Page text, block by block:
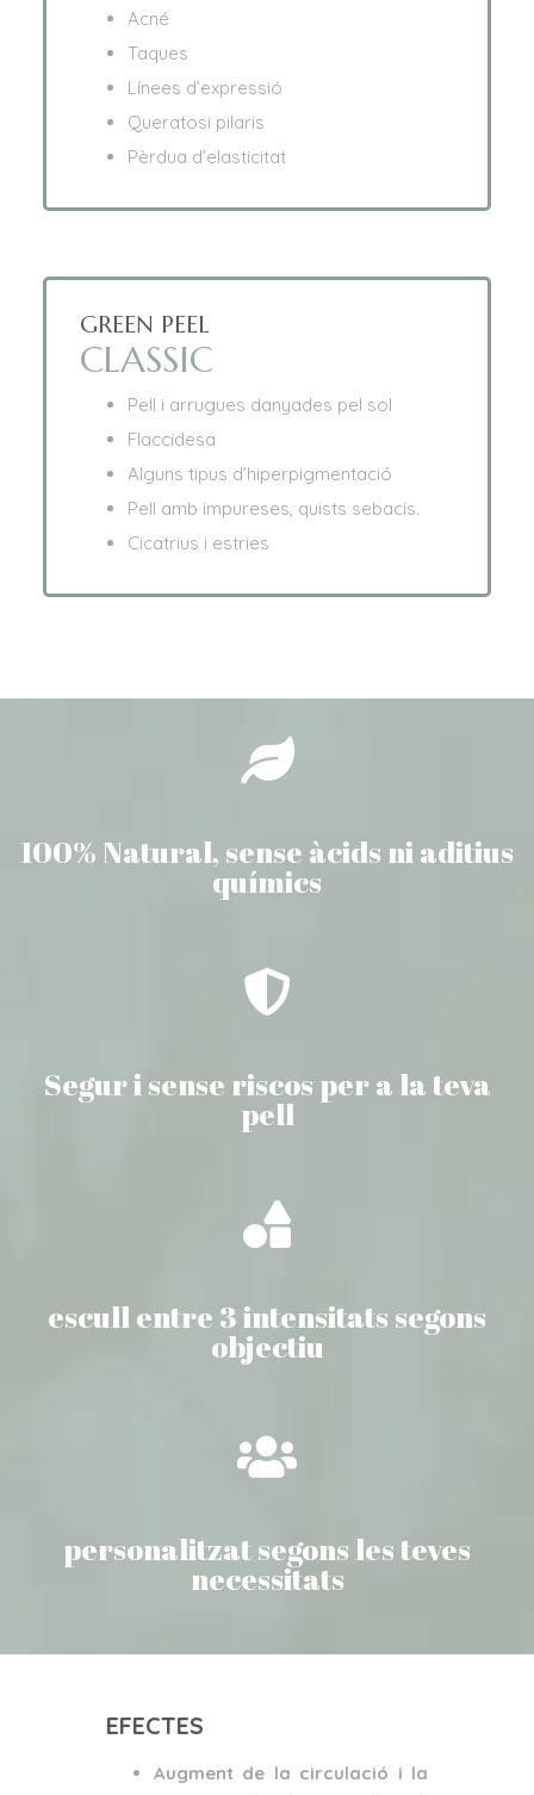
Acné
Taques
Línees d’expressió
Queratosi pilaris
Pèrdua d’elasticitat
GREEN PEEL
CLASSIC
Pell i arrugues danyades pel sol
Flaccidesa
Alguns tipus d’hiperpigmentació
Pell amb impureses, quists sebacis.
Cicatrius i estries
100% Natural, sense àcids ni aditius
químics
Segur i sense riscos per a la teva
pell
escull entre 3 intensitats segons
objectiu
personalitzat segons les teves
necessitats
EFECTES
Augment de la circulació i la